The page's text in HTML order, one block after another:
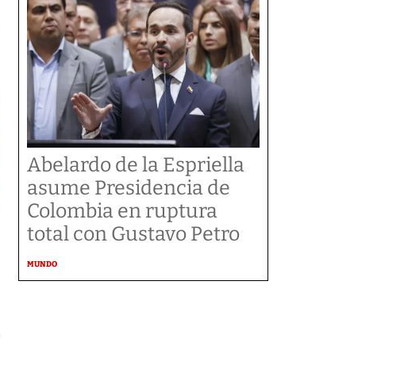
Abelardo de la Espriella
asume Presidencia de
Colombia en ruptura
total con Gustavo Petro
MUNDO